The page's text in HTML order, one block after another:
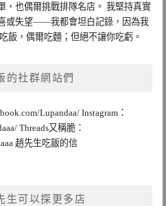
，也偶爾挑戰排隊名店。 我堅持真實
或失望——我都會坦白記錄，因為我
飯，偶爾吃麵；但絕不讓你吃虧。
的社群網站們
Lupandaa/ Instagram：
Threads又稱脆：
趙先生吃飯的信
生可以探更多店